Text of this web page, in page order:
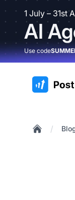
1 July – 31st
AI
Use code
:site.title
/